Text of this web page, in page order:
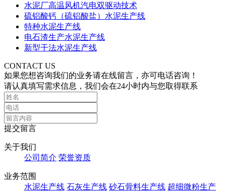
水泥厂高温风机汽电双驱动技术
硫铝酸钙（硫铝酸盐）水泥生产线
特种水泥生产线
电石渣生产水泥生产线
新型干法水泥生产线
CONTACT US
如果您想咨询我们的业务请在线留言，亦可电话咨询！
请认真填写需求信息，我们会在24小时内与您取得联系
提交留言
关于我们
公司简介 荣誉资质
业务范围
水泥生产线 石灰生产线 砂石骨料生产线 超细微粉生产